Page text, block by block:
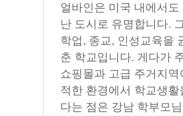
얼바인은 미국 내에서
난 도시로 유명합니다.
학업, 종교, 인성교육을
춘 학교입니다. 게다가
쇼핑몰과 고급 주거지
적한 환경에서 학교생
다는 점은 강남 학부모